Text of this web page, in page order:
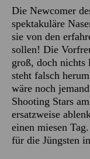
Die Newcomer
spektakuläre
sie von den
sollen! Die
groß, doch nichts
steht falsch
wäre noch
Shooting Stars
ersatzweise
einen miesen
für die Jüngsten